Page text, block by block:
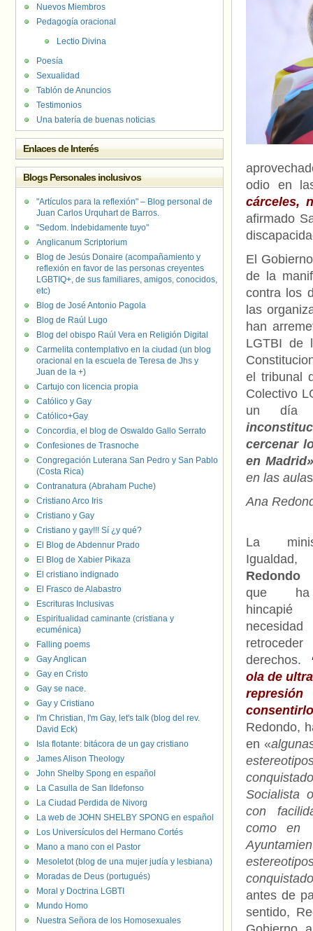
odio en
cárceles,
afirmado
El
de la
contra los
las
han
LGTBI de
el tribunal
Colectivo
un día
cercenar
en Madrid»
en las aula
Ana
La
que
derechos.
ola de
Redondo,
en «
Socialista
con
como en
antes de
sentido,
Nuevos Miembros
Pedagogía oracional
Lectio Divina
Poesía
Sexualidad
Tablón de Anuncios
Testimonios
Una batería de buenas noticias
Enlaces de Interés
Blogs Personales inclusivos
"Artículos para la reflexión" – Blog personal de
Juan Carlos Urquhart de Barros.
"Sedom. Indebidamente tuyo"
Anglicanum Scriptorium
Blog de Jesús Donaire (acompañamiento y
reflexión en favor de las personas creyentes
LGBTIQ+, de sus familiares, amigos, conocidos,
etc)
Blog de José Antonio Pagola
Blog de Raúl Lugo
Blog del obispo Raúl Vera en Religión Digital
Carmelita contemplativo en la ciudad (un blog
oracional en la escuela de Teresa de Jhs y
Juan de la +)
Cartujo con licencia propia
Católico y Gay
Católico+Gay
Concordia, el blog de Oswaldo Gallo Serrato
Confesiones de Trasnoche
Congregación Luterana San Pedro y San Pablo
(Costa Rica)
Contranatura (Abraham Puche)
Cristiano Arco Iris
Cristiano y Gay
Cristiano y gay!!! Sí ¿y qué?
El Blog de Abdennur Prado
El Blog de Xabier Pikaza
El cristiano indignado
El Frasco de Alabastro
Escrituras Inclusivas
Espiritualidad caminante (cristiana y
ecuménica)
Falling poems
Gay Anglican
Gay en Cristo
Gay se nace.
Gay y Cristiano
I'm Christian, I'm Gay, let's talk (blog del rev.
David Eck)
Isla flotante: bitácora de un gay cristiano
James Alison Theology
John Shelby Spong en español
La Casulla de San Ildefonso
La Ciudad Perdida de Nivorg
La web de JOHN SHELBY SPONG en español
Los Universículos del Hermano Cortés
Mano a mano con el Pastor
Mesoletot (blog de una mujer judía y lesbiana)
Moradas de Deus (portugués)
Moral y Doctrina LGBTI
Mundo Homo
Nuestra Señora de los Homosexuales